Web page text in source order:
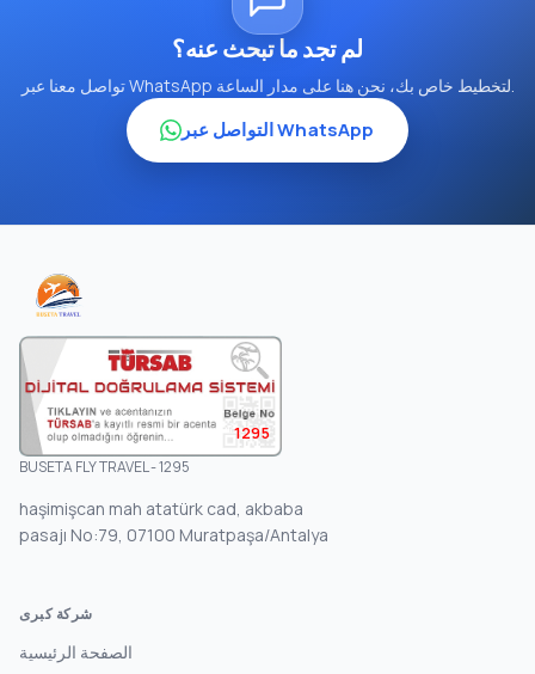
لم تجد ما تبحث عنه؟
تواصل معنا عبر WhatsApp لتخطيط خاص بك، نحن هنا على مدار الساعة.
التواصل عبر WhatsApp
1295
BUSETA FLY TRAVEL - 1295
haşimişcan mah atatürk cad, akbaba
pasajı No:79, 07100 Muratpaşa/Antalya
شركة كبرى
الصفحة الرئيسية